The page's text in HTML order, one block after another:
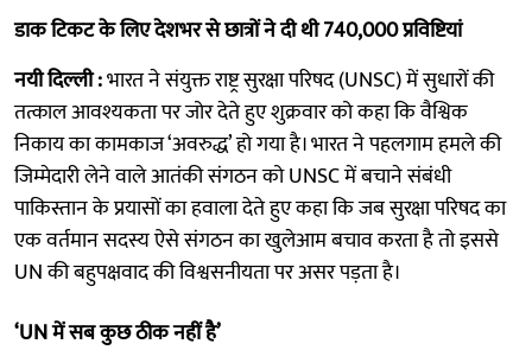
डाक टिकट के लिए देशभर से छात्रों ने दी थी 740,000 प्रविष्टियां
नयी दिल्ली :भारत ने संयुक्त राष्ट्र सुरक्षा परिषद (UNSC) में सुधारों की
तत्काल आवश्यकता पर जोर देते हुए शुक्रवार को कहा कि वैश्विक
निकाय का कामकाज ‘अवरुद्ध’ हो गया है। भारत ने पहलगाम हमले की
जिम्मेदारी लेने वाले आतंकी संगठन को UNSC में बचाने संबंधी
पाकिस्तान के प्रयासों का हवाला देते हुए कहा कि जब सुरक्षा परिषद का
एक वर्तमान सदस्य ऐसे संगठन का खुलेआम बचाव करता है तो इससे
UN की बहुपक्षवाद की विश्वसनीयता पर असर पड़ता है।
‘UN में सब कुछ ठीक नहीं है’